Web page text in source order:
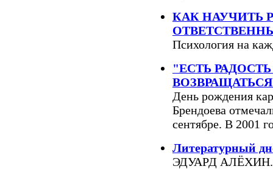
КАК НАУЧИТЬ
Психология на
"ЕСТЬ
День рождения
Брендоева
сентябре. В 2001
Литературный
ЭДУАРД АЛЁХИН.